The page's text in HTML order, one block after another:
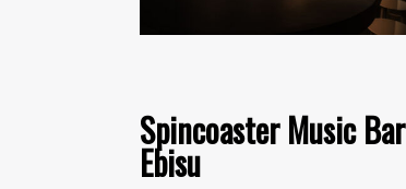
Spincoaster Music Bar
Ebisu